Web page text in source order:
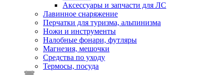
Аксессуары и запчасти для ЛС
Лавинное снаряжение
Перчатки для туризма, альпинизма
Ножи и инструменты
Налобные фонари, футляры
Магнезия, мешочки
Средства по уходу
Термосы, посуда